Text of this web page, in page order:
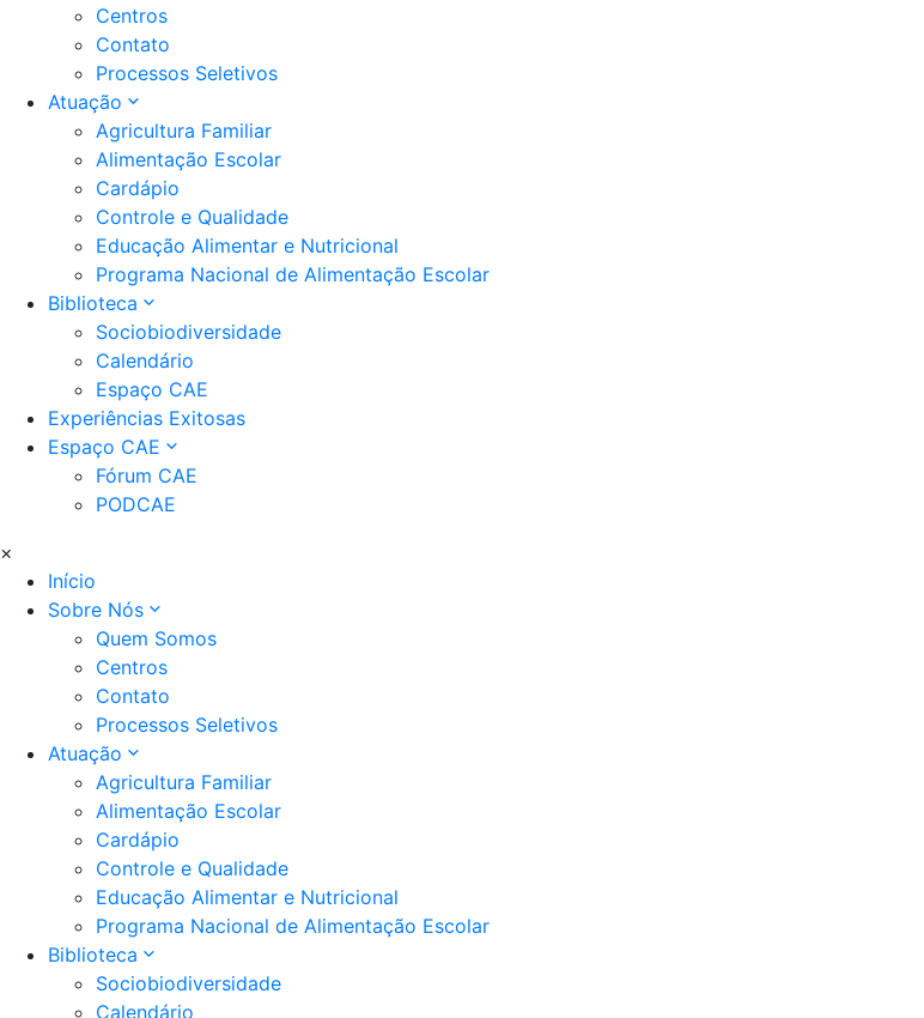
Centros
Contato
Processos Seletivos
Atuação
Agricultura Familiar
Alimentação Escolar
Cardápio
Controle e Qualidade
Educação Alimentar e Nutricional
Programa Nacional de Alimentação Escolar
Biblioteca
Sociobiodiversidade
Calendário
Espaço CAE
Experiências Exitosas
Espaço CAE
Fórum CAE
PODCAE
×
Início
Sobre Nós
Quem Somos
Centros
Contato
Processos Seletivos
Atuação
Agricultura Familiar
Alimentação Escolar
Cardápio
Controle e Qualidade
Educação Alimentar e Nutricional
Programa Nacional de Alimentação Escolar
Biblioteca
Sociobiodiversidade
Calendário